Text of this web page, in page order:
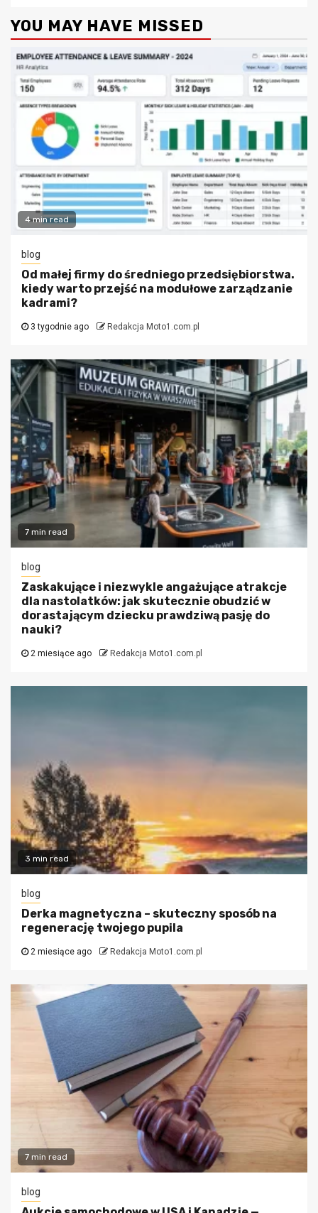
YOU MAY HAVE MISSED
4 min read
blog
Od małej firmy do średniego przedsiębiorstwa.
kiedy warto przejść na modułowe zarządzanie
kadrami?
3 tygodnie ago Redakcja Moto1.com.pl
7 min read
blog
Zaskakujące i niezwykle angażujące atrakcje
dla nastolatków: jak skutecznie obudzić w
dorastającym dziecku prawdziwą pasję do
nauki?
2 miesiące ago Redakcja Moto1.com.pl
3 min read
blog
Derka magnetyczna – skuteczny sposób na
regenerację twojego pupila
2 miesiące ago Redakcja Moto1.com.pl
7 min read
blog